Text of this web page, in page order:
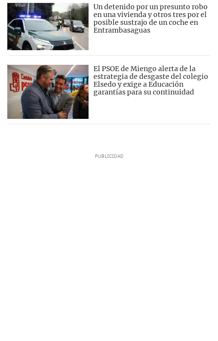
Un detenido por un presunto robo
en una vivienda y otros tres por el
posible sustrajo de un coche en
Entrambasaguas
El PSOE de Miengo alerta de la
estrategia de desgaste del colegio
Elsedo y exige a Educación
garantías para su continuidad